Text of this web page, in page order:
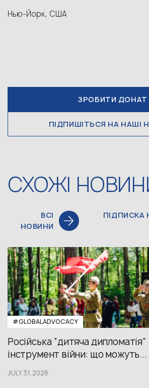
Нью-Йорк, США
ЗРОБИТИ ДОНАТ
ПІДПИШІТЬСЯ НА НАШІ
СХОЖІ
ВСІ
НОВИНИ
ПІДПИСКА
#GLOBALADVOCACY
Російська “дитяча дипломатія”
інструмент війни: що можуть...
JULY 31,2026